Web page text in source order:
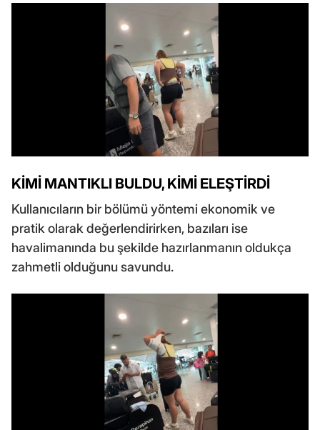
KİMİ MANTIKLI BULDU, KİMİ ELEŞTİRDİ
Kullanıcıların bir bölümü yöntemi ekonomik ve
pratik olarak değerlendirirken, bazıları ise
havalimanında bu şekilde hazırlanmanın oldukça
zahmetli olduğunu savundu.